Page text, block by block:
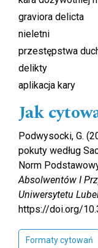
graviora delicta
nieletni
przestępstwa
delikty
aplikacja kary
Jak
Podwysocki, G.
pokuty według
Norm
Absolwentów I
Uniwersytetu
https://doi.org/
Formaty cytowań